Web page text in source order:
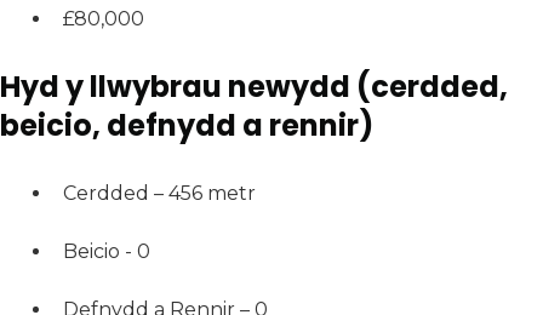
£80,000
Hyd y llwybrau newydd (cerdded,
beicio, defnydd a rennir)
Cerdded – 456 metr
Beicio - 0
Defnydd a Rennir – 0